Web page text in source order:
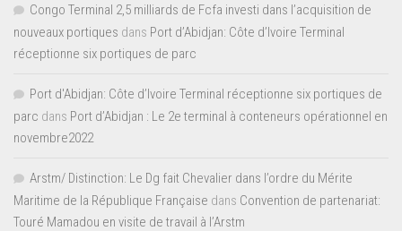
Congo Terminal 2,5 milliards de Fcfa investi dans l’acquisition de
nouveaux portiques dans Port d’Abidjan: Côte d’Ivoire Terminal
réceptionne six portiques de parc
Port d'Abidjan: Côte d’Ivoire Terminal réceptionne six portiques de
parc dans Port d’Abidjan : Le 2e terminal à conteneurs opérationnel en
novembre2022
Arstm/ Distinction: Le Dg fait Chevalier dans l’ordre du Mérite
Maritime de la République Française dans Convention de partenariat:
Touré Mamadou en visite de travail à l’Arstm